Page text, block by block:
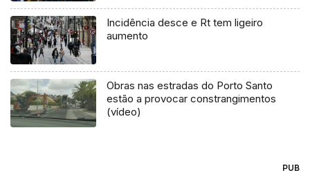
Incidência desce e Rt tem ligeiro
aumento
Obras nas estradas do Porto Santo
estão a provocar constrangimentos
(vídeo)
PUB